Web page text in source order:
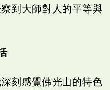
到大師對人的平等與
刻感覺佛光山的特色